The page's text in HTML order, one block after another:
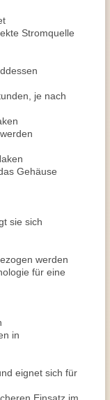
Stromquelle
je nach
Gehäuse
sie sich
werden
für eine
in
eignet sich für